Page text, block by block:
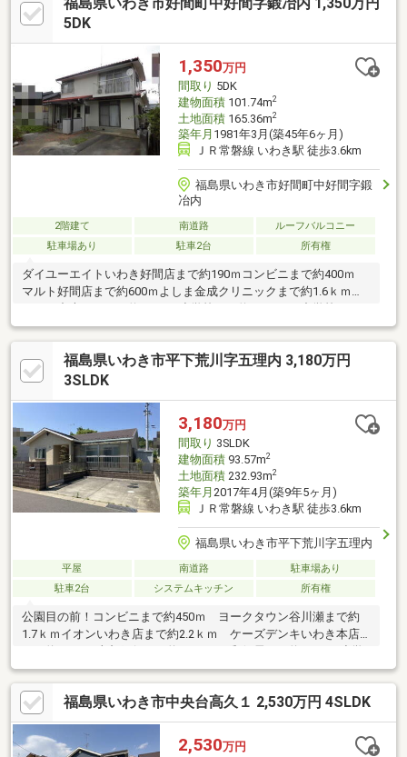
年：浴槽交換、階段手摺取付、白蟻駆除・薬剤散布、床下換気扇
設置 2024年：網戸交換 2025年：襖一部張替、濡れ縁一部補
5DK
1,350万円
間取り 5DK
建物面積101.74m2
土地面積165.36m2
築年月 1981年3月(築45年6ヶ月)
ＪＲ常磐線 いわき駅 徒歩3.6km
福島県いわき市好間町中好間字鍛
冶内
2階建て 南道路
ルーフバルコニー
駐車場あり
駐車2台 所有権
ダイユーエイトいわき好間店まで約190ｍコンビニまで約400ｍ
マルト好間店まで約600ｍよしま金成クリニックまで約1.6ｋｍ
約1.3ｋｍ※2項道路のため要セットバック
福島県いわき市平下荒川字五理内 3,180万円
3SLDK
3,180万円
間取り 3SLDK
建物面積93.57m2
土地面積232.93m2
築年月 2017年4月(築9年5ヶ月)
ＪＲ常磐線 いわき駅 徒歩3.6km
福島県いわき市平下荒川字五理内
平屋 南道路
駐車場あり
駐車2台
システムキッチン 所有権
公園目の前！コンビニまで約450ｍ ヨークタウン谷川瀬まで約
1.7ｋｍイオンいわき店まで約2.2ｋｍ ケーズデンキいわき本店
まで約1.6ｋｍ東邦銀行まで約1.4ｋｍ 郵便局まで約1.1ｋｍ小学
校まで約550ｍ 中学校まで約2.0ｋｍ
福島県いわき市中央台高久１ 2,530万円 4SLDK
2,530万円